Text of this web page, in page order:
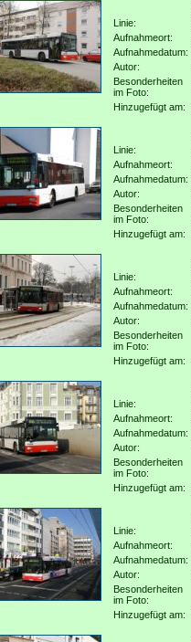
Linie:
Aufnahmeort:
Aufnahmedatum:
Autor:
Besonderheiten
im Foto:
Hinzugefügt am:
Linie:
Aufnahmeort:
Aufnahmedatum:
Autor:
Besonderheiten
im Foto:
Hinzugefügt am:
Linie:
Aufnahmeort:
Aufnahmedatum:
Autor:
Besonderheiten
im Foto:
Hinzugefügt am:
Linie:
Aufnahmeort:
Aufnahmedatum:
Autor:
Besonderheiten
im Foto:
Hinzugefügt am:
Linie:
Aufnahmeort:
Aufnahmedatum:
Autor:
Besonderheiten
im Foto:
Hinzugefügt am: